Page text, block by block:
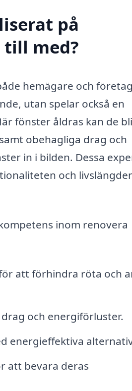
på
med?
hemägare och
utan spelar också en
fönster åldras kan de bli
obehagliga drag och
in i bilden. Dessa
och
inom renovera
att förhindra röta och
och energiförluster.
energieffektiva
att bevara deras